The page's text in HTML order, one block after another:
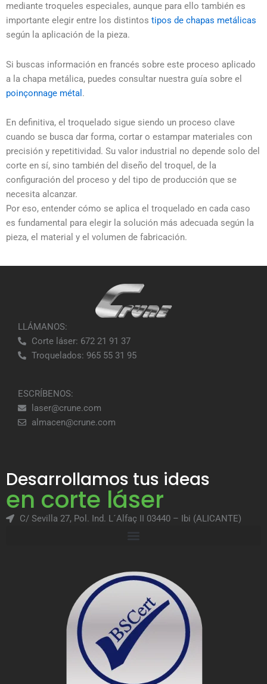
mediante troqueles especiales, aunque para ello también es
importante elegir entre los distintos tipos de chapas metálicas
según la aplicación de la pieza.
Si buscas información en francés sobre este proceso aplicado
a la chapa metálica, puedes consultar nuestra guía sobre el
poinçonnage métal .
En definitiva, el troquelado sigue siendo un proceso clave
cuando se busca dar forma, cortar o estampar materiales con
precisión y repetitividad. Su valor industrial no depende solo del
corte en sí, sino también del diseño del troquel, de la
configuración del proceso y del tipo de producción que se
necesita alcanzar.
Por eso, entender cómo se aplica el troquelado en cada caso
es fundamental para elegir la solución más adecuada según la
pieza, el material y el volumen de fabricación.
LLÁMANOS:
Corte láser: 672 21 91 37
Troquelados: 965 55 31 95
ESCRÍBENOS:
laser@crune.com
almacen@crune.com
Desarrollamos tus ideas
en corte láser
C/ Sevilla 27, Pol. Ind. L´Alfaç II 03440 – Ibi (ALICANTE)